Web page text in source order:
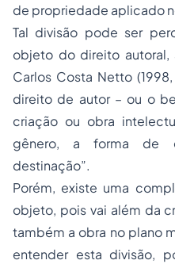
de propriedade aplicado
Tal divisão pode ser
objeto do direito autoral,
Carlos Costa Netto
direito de autor – ou o
criação ou obra
gênero, a forma de
destinação”.
Porém, existe uma
objeto, pois vai além da
também a obra no plano
entender esta divisão,